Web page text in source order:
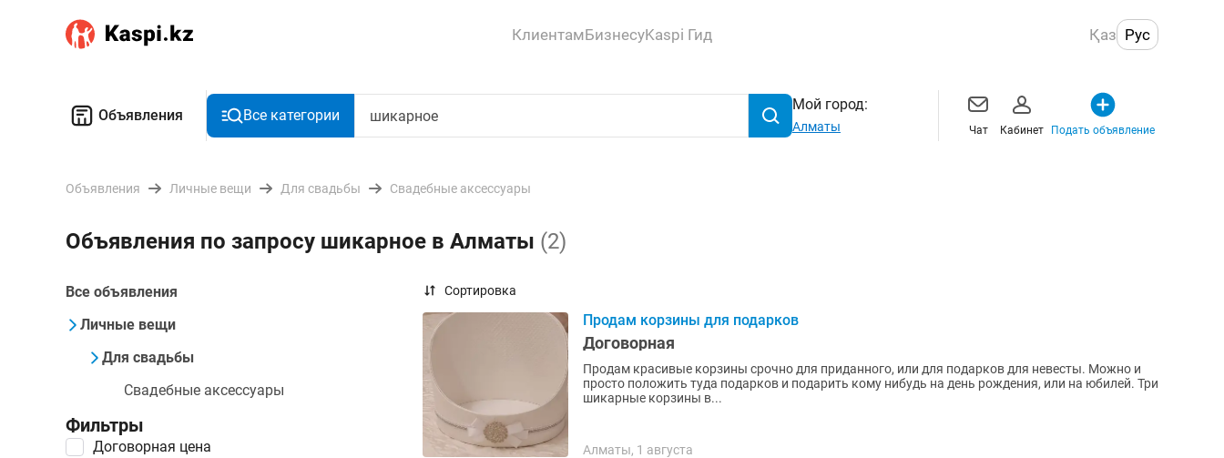
КлиентамБизнесуKaspi Гид Қаз Рус
Объявления Все категории
Мой город:
Алматы Чат Кабинет Подать объявление
Объявления Личные вещи Для свадьбы Свадебные аксессуары
Объявления по запросу шикарное в Алматы (2)
Все объявления
Личные вещи
Для свадьбы
Свадебные аксессуары
Фильтры
Договорная цена
Сортировка
Продам корзины для подарков
Договорная
Продам красивые корзины срочно для приданного, или для подарков для невесты. Можно и
просто положить туда подарков и подарить кому нибудь на день рождения, или на юбилей. Три
шикарные корзины в...
Алматы, 1 августа